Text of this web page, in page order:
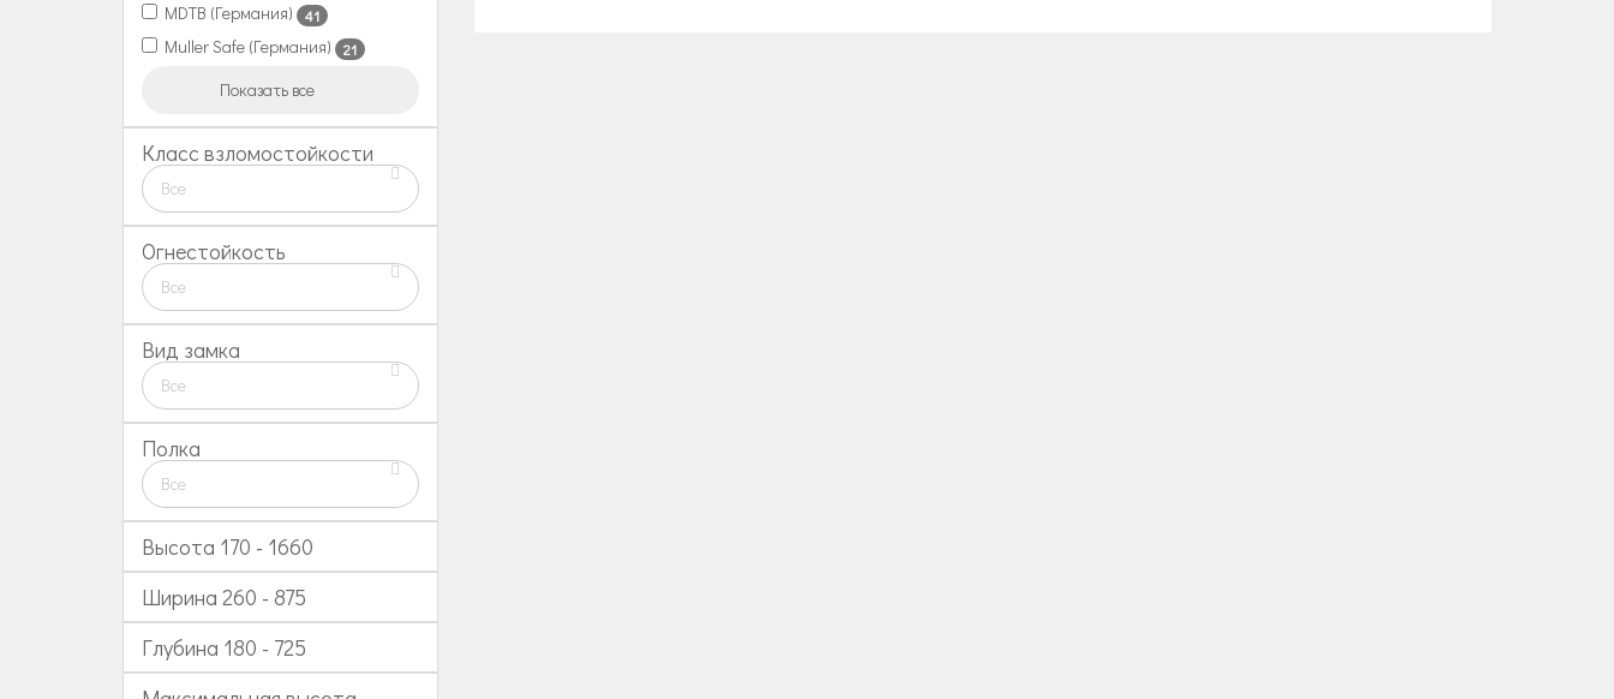
MDTB (Германия) 41
Muller Safe (Германия) 21
Показать все
Класс взломостойкости
Все
Огнестойкость
Все
Вид замка
Все
Полка
Все
Высота 170 - 1660
Ширина 260 - 875
Глубина 180 - 725